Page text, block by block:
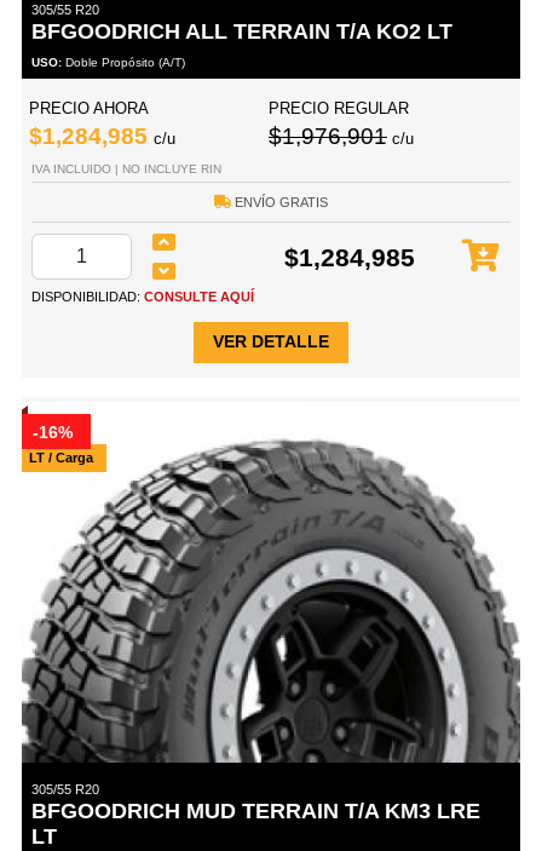
305/55 R20
BFGOODRICH ALL TERRAIN T/A KO2 LT
USO: Doble Propósito (A/T)
PRECIO AHORA
$1,284,985 c/u
PRECIO REGULAR
$1,976,901 c/u
IVA INCLUIDO | NO INCLUYE RIN
ENVÍO GRATIS
$1,284,985
DISPONIBILIDAD: CONSULTE AQUÍ
VER DETALLE
LT / Carga
-16%
305/55 R20
BFGOODRICH MUD TERRAIN T/A KM3 LRE
LT